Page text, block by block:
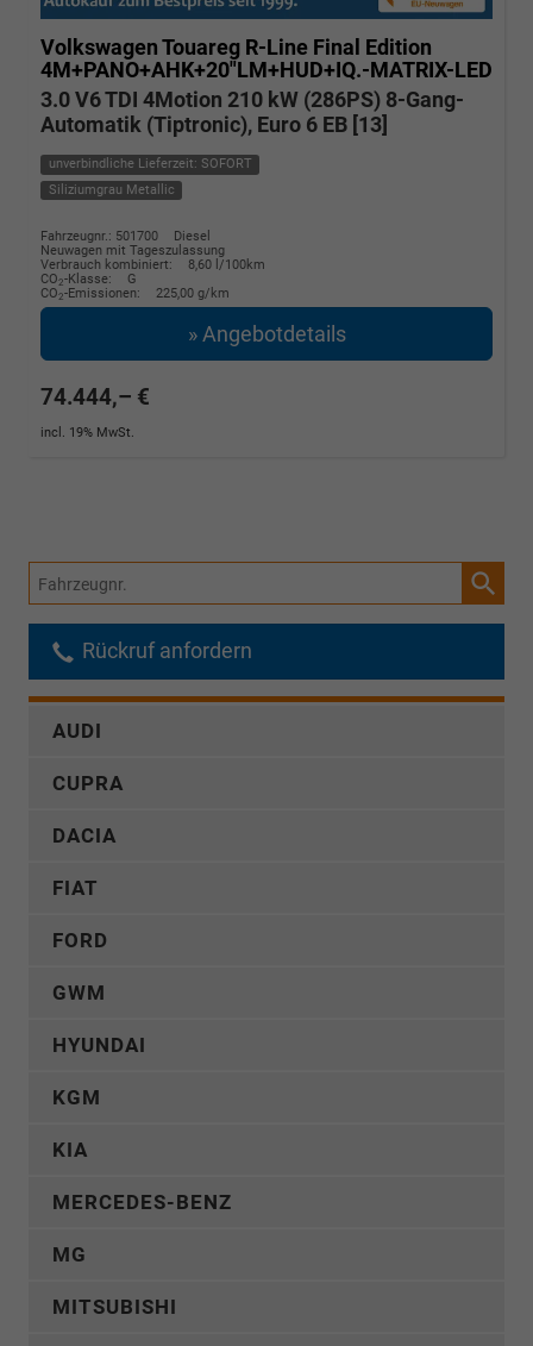
Volkswagen Touareg R-Line Final Edition
4M+PANO+AHK+20"LM+HUD+IQ.-MATRIX-LED
3.0 V6 TDI 4Motion 210 kW (286PS) 8-Gang-
Automatik (Tiptronic), Euro 6 EB [13]
unverbindliche Lieferzeit: SOFORT
Siliziumgrau Metallic
Fahrzeugnr.: 501700
Diesel
Neuwagen mit Tageszulassung
Verbrauch kombiniert:
8,60 l/100km
CO2-Klasse:
G
CO2-Emissionen: 225,00 g/km
» Angebotdetails
74.444,– €
incl. 19% MwSt.
Fahrzeugnr.
Rückruf anfordern
AUDI
CUPRA
DACIA
FIAT
FORD
GWM
HYUNDAI
KGM
KIA
MERCEDES-BENZ
MG
MITSUBISHI